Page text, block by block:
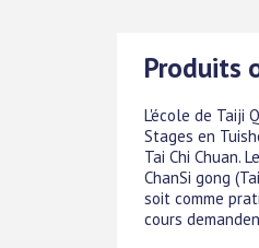
Produits
L'école de Taiji
Stages en
Tai Chi Chuan.
ChanSi gong
soit comme
cours